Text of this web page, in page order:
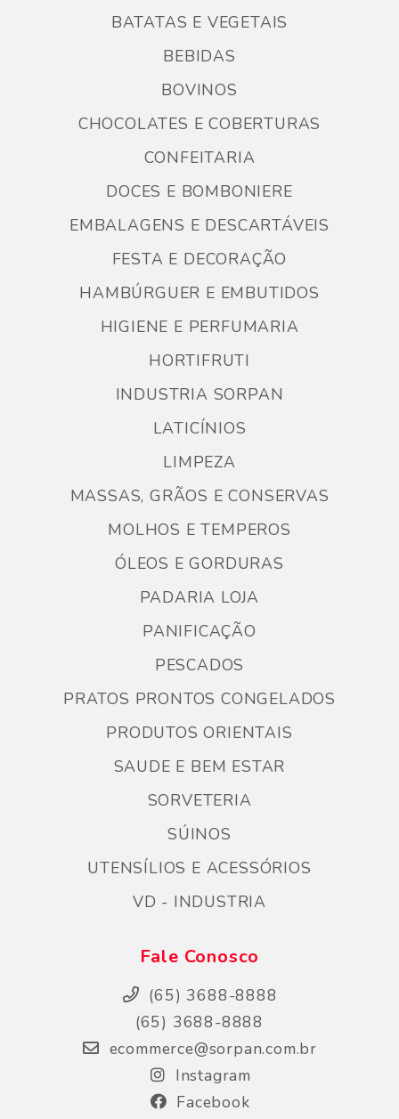
BATATAS E VEGETAIS
BEBIDAS
BOVINOS
CHOCOLATES E COBERTURAS
CONFEITARIA
DOCES E BOMBONIERE
EMBALAGENS E DESCARTÁVEIS
FESTA E DECORAÇÃO
HAMBÚRGUER E EMBUTIDOS
HIGIENE E PERFUMARIA
HORTIFRUTI
INDUSTRIA SORPAN
LATICÍNIOS
LIMPEZA
MASSAS, GRÃOS E CONSERVAS
MOLHOS E TEMPEROS
ÓLEOS E GORDURAS
PADARIA LOJA
PANIFICAÇÃO
PESCADOS
PRATOS PRONTOS CONGELADOS
PRODUTOS ORIENTAIS
SAUDE E BEM ESTAR
SORVETERIA
SÚINOS
UTENSÍLIOS E ACESSÓRIOS
VD - INDUSTRIA
Fale Conosco
(65) 3688-8888
(65) 3688-8888
ecommerce@sorpan.com.br
Instagram
Facebook